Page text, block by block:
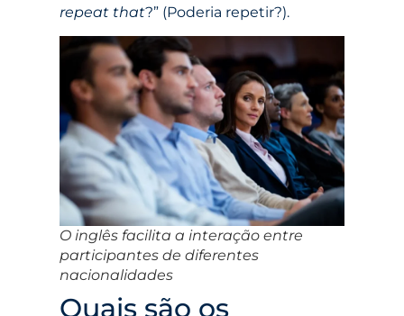
repeat that?” (Poderia repetir?).
O inglês facilita a interação entre
participantes de diferentes
nacionalidades
Quais são os